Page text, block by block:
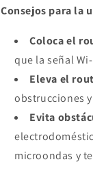
Consejos para la
Coloca el
que la señal
Eleva el
obstrucciones
Evita
microondas y